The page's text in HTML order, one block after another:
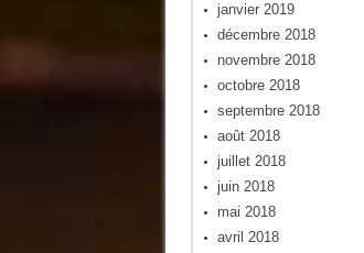
janvier 2019
décembre 2018
novembre 2018
octobre 2018
septembre 2018
août 2018
juillet 2018
juin 2018
mai 2018
avril 2018